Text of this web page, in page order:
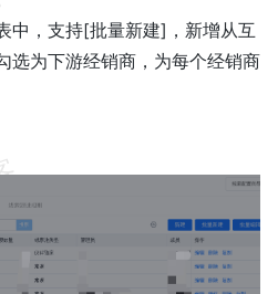
中，支持[批量新建]，新增从互
选为下游经销商，为每个经销商